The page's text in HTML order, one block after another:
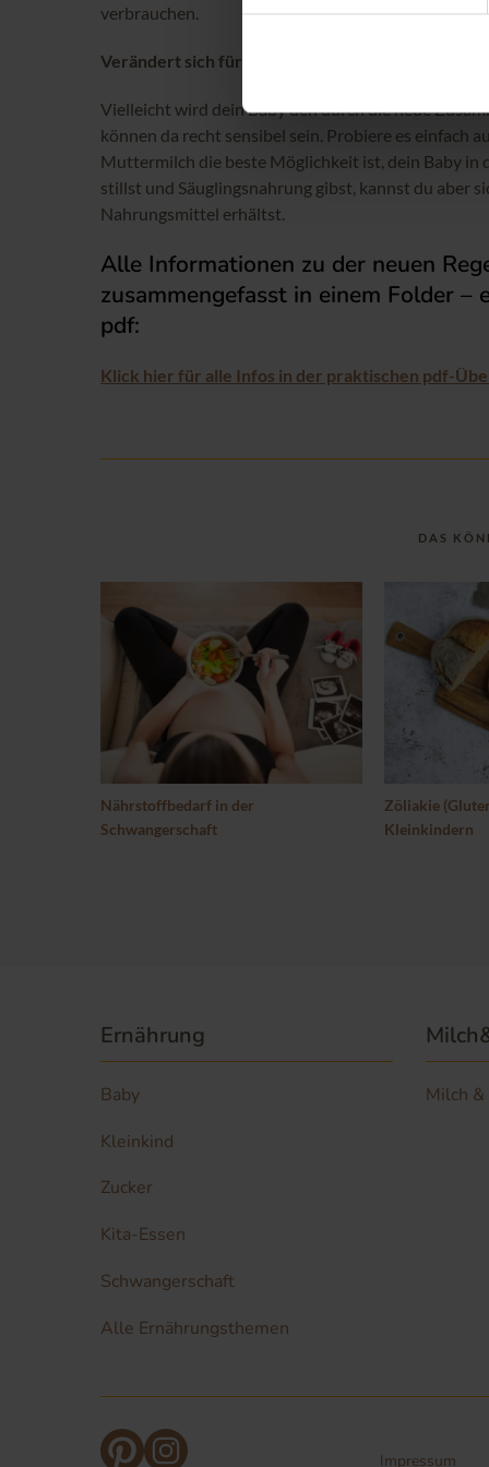
verbrauchen.
Verändert sich für mein Baby etwas?
Vielleicht wird dein Baby den durch die neue
können da recht sensibel sein. Probiere es einfach
Muttermilch die beste Möglichkeit ist, dein Baby in
stillst und Säuglingsnahrung gibst, kannst du aber
Nahrungsmittel erhältst.
Alle Informationen zu der neuen
zusammengefasst in einem Folder
pdf:
Klick hier für alle Infos in der praktischen pdf-
DAS
Nährstoffbedarf in der
Schwangerschaft
Zöliakie
Kleinkindern
Ernährung
Baby
Kleinkind
Zucker
Kita-Essen
Schwangerschaft
Alle Ernährungsthemen
Milch &
Impressum